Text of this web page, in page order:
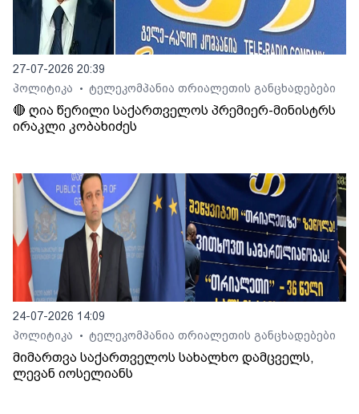
27-07-2026 20:39
პოლიტიკა
• ტელეკომპანია თრიალეთის განცხადებები
🔴 ღია წერილი საქართველოს პრემიერ-მინისტრს
ირაკლი კობახიძეს
24-07-2026 14:09
პოლიტიკა
• ტელეკომპანია თრიალეთის განცხადებები
მიმართვა საქართველოს სახალხო დამცველს,
ლევან იოსელიანს